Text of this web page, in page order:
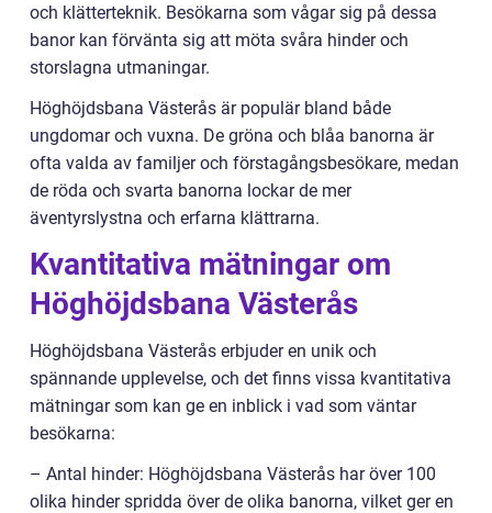
och klätterteknik. Besökarna som vågar sig på dessa
banor kan förvänta sig att möta svåra hinder och
storslagna utmaningar.
Höghöjdsbana Västerås är populär bland både
ungdomar och vuxna. De gröna och blåa banorna är
ofta valda av familjer och förstagångsbesökare, medan
de röda och svarta banorna lockar de mer
äventyrslystna och erfarna klättrarna.
Kvantitativa mätningar om
Höghöjdsbana Västerås
Höghöjdsbana Västerås erbjuder en unik och
spännande upplevelse, och det finns vissa kvantitativa
mätningar som kan ge en inblick i vad som väntar
besökarna:
– Antal hinder: Höghöjdsbana Västerås har över 100
olika hinder spridda över de olika banorna, vilket ger en